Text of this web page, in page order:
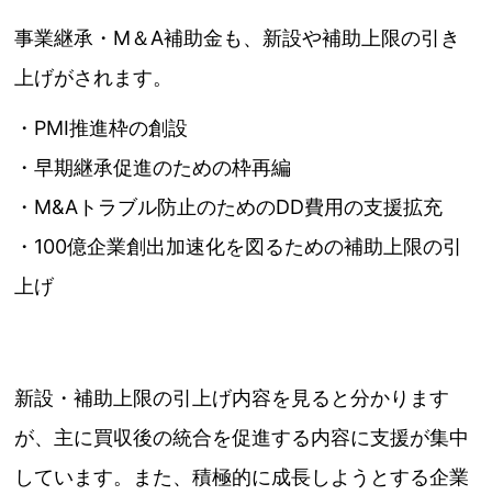
事業継承・M＆A補助金も、新設や補助上限の引き
上げがされます。
・PMI推進枠の創設
・早期継承促進のための枠再編
・M&Aトラブル防止のためのDD費用の支援拡充
・100億企業創出加速化を図るための補助上限の引
上げ
新設・補助上限の引上げ内容を見ると分かります
が、主に買収後の統合を促進する内容に支援が集中
しています。また、積極的に成長しようとする企業